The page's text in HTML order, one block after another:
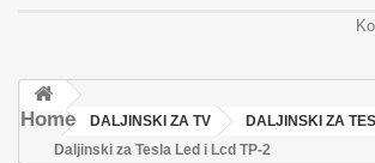
Home DALJINSKI ZA TV
DALJINSKI ZA
Daljinski za Tesla Led i Lcd TP-2